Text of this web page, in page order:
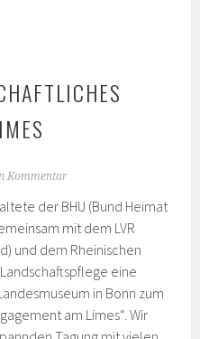
Kommentar
der BHU (Bund Heimat
mit dem LVR
und dem Rheinischen
eine
in Bonn zum
am Limes“. Wir